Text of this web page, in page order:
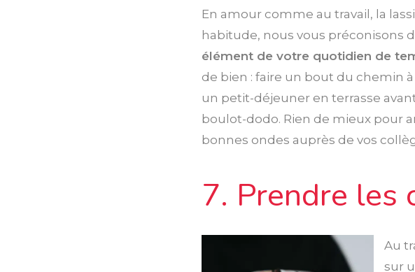
En amour comme au travail, la
habitude, nous vous préconisons
élément de votre quotidien de
de bien : faire un bout du chemin
un petit-déjeuner en terrasse
boulot-dodo. Rien de mieux pour
bonnes ondes auprès de vos
7. Prendre les
Au
sur